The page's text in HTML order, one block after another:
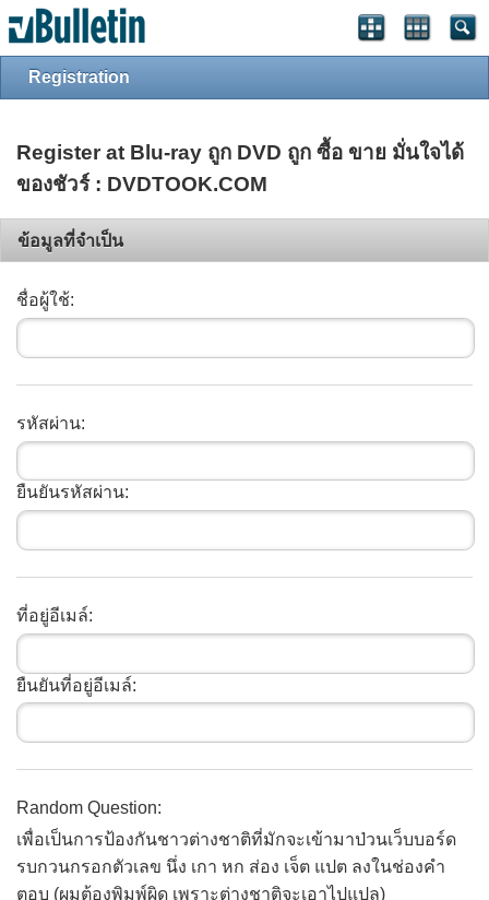
Registration
Register at Blu-ray ถูก DVD ถูก ซื้อ ขาย มั่นใจได้
ของชัวร์ : DVDTOOK.COM
ข้อมูลที่จำเป็น
ชื่อผู้ใช้:
รหัสผ่าน:
ยืนยันรหัสผ่าน:
ที่อยู่อีเมล์:
ยืนยันที่อยู่อีเมล์:
Random Question:
เพื่อเป็นการป้องกันชาวต่างชาติที่มักจะเข้ามาป่วนเว็บบอร์ด
รบกวนกรอกตัวเลข นึ่ง เกา หก ส่อง เจ็ต แปต ลงในช่องคำ
ตอบ (ผมต้องพิมพ์ผิด เพราะต่างชาติจะเอาไปแปล)